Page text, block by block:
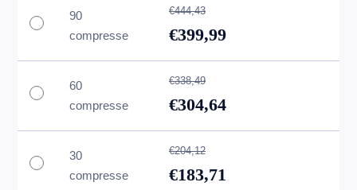
90
compresse
€444,43
€399,99
60
compresse
€338,49
€304,64
30
compresse
€204,12
€183,71